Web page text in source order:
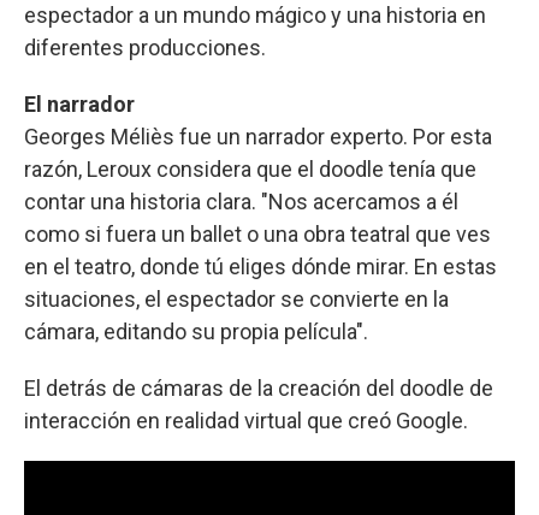
espectador a un mundo mágico y una historia en
diferentes producciones.
El narrador
Georges Méliès fue un narrador experto. Por esta
razón, Leroux considera que el doodle tenía que
contar una historia clara. "Nos acercamos a él
como si fuera un ballet o una obra teatral que ves
en el teatro, donde tú eliges dónde mirar. En estas
situaciones, el espectador se convierte en la
cámara, editando su propia película".
El detrás de cámaras de la creación del doodle de
interacción en realidad virtual que creó Google.